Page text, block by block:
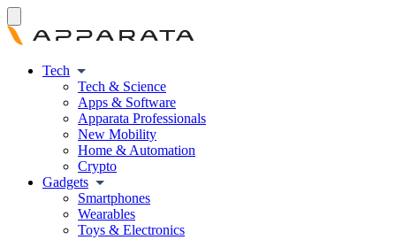
Tech
Tech & Science
Apps & Software
Apparata Professionals
New Mobility
Home & Automation
Crypto
Gadgets
Smartphones
Wearables
Toys & Electronics